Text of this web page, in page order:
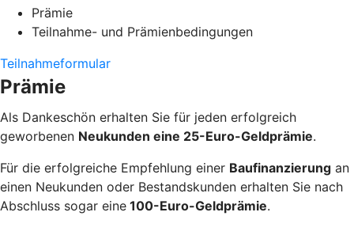
Prämie
Teilnahme- und Prämienbedingungen
Teilnahmeformular
Prämie
Als Dankeschön erhalten Sie für jeden erfolgreich
geworbenen Neukunden eine 25-Euro-Geldprämie.
Für die erfolgreiche Empfehlung einer Baufinanzierung an
einen Neukunden oder Bestandskunden erhalten Sie nach
Abschluss sogar eine 100-Euro-Geldprämie.